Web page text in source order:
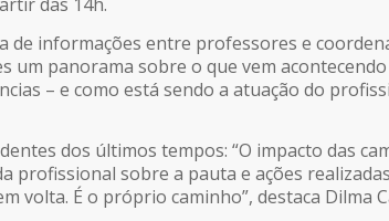
de informações entre professores e
panorama sobre o que vem
– e como está sendo a atuação do
dos últimos tempos: “O impacto das
profissional sobre a pauta e ações
volta. É o próprio caminho”, destaca Dilma